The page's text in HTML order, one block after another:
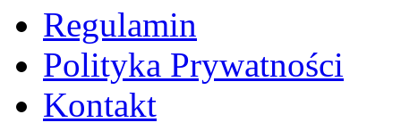
Regulamin
Polityka Prywatności
Kontakt